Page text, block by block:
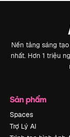
Nền tảng sáng
nhất. Hơn 1 triệu
Sản phẩm
Spaces
Trợ Lý AI